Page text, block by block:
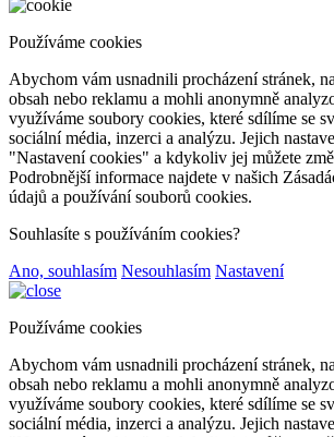
Používáme cookies
Abychom vám usnadnili procházení stránek,
obsah nebo reklamu a mohli anonymně
využíváme soubory cookies, které sdílíme se
sociální média, inzerci a analýzu. Jejich
"Nastavení cookies" a kdykoliv jej můžete
Podrobnější informace najdete v našich
údajů a používání souborů cookies.
Souhlasíte s používáním cookies?
Ano, souhlasím Nesouhlasím Nastavení
Používáme cookies
Abychom vám usnadnili procházení stránek,
obsah nebo reklamu a mohli anonymně
využíváme soubory cookies, které sdílíme se
sociální média, inzerci a analýzu. Jejich